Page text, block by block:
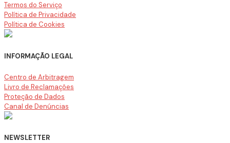
Termos do Serviço
Política de Privacidade
Política de Cookies
INFORMAÇÃO LEGAL
Centro de Arbitragem
Livro de Reclamações
Proteção de Dados
Canal de Denúncias
NEWSLETTER